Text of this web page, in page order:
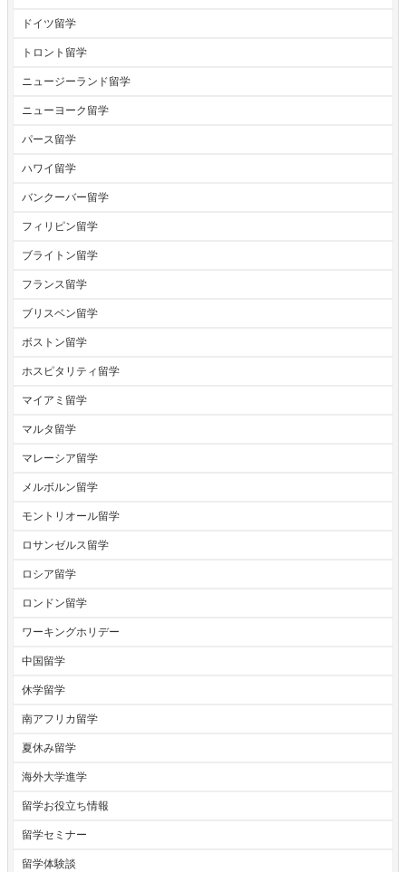
ドイツ留学
トロント留学
ニュージーランド留学
ニューヨーク留学
パース留学
ハワイ留学
バンクーバー留学
フィリピン留学
ブライトン留学
フランス留学
ブリスベン留学
ボストン留学
ホスピタリティ留学
マイアミ留学
マルタ留学
マレーシア留学
メルボルン留学
モントリオール留学
ロサンゼルス留学
ロシア留学
ロンドン留学
ワーキングホリデー
中国留学
休学留学
南アフリカ留学
夏休み留学
海外大学進学
留学お役立ち情報
留学セミナー
留学体験談